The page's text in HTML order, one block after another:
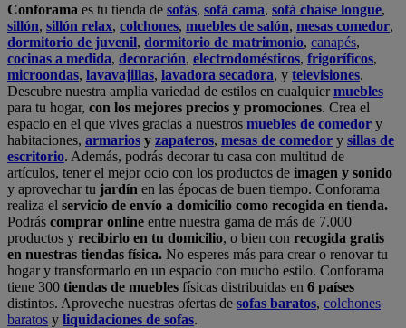
Conforama es tu tienda de sofás, sofá cama, sofá chaise longue,
sillón, sillón relax, colchones, muebles de salón, mesas comedor,
dormitorio de juvenil, dormitorio de matrimonio, canapés,
cocinas a medida, decoración, electrodomésticos, frigoríficos,
microondas, lavavajillas, lavadora secadora, y televisiones.
Descubre nuestra amplia variedad de estilos en cualquiermuebles
para tu hogar, con los mejores precios y promociones. Crea el
espacio en el que vives gracias a nuestros muebles de comedor y
habitaciones, armarios y zapateros, mesas de comedor y sillas de
escritorio. Además, podrás decorar tu casa con multitud de
artículos, tener el mejor ocio con los productos de imagen y sonido
y aprovechar tu jardín en las épocas de buen tiempo. Conforama
realiza el servicio de envío a domicilio como recogida en tienda.
Podrás comprar online entre nuestra gama de más de 7.000
productos y recibirlo en tu domicilio, o bien con recogida gratis
en nuestras tiendas física. No esperes más para crear o renovar tu
hogar y transformarlo en un espacio con mucho estilo. Conforama
tiene 300 tiendas de muebles físicas distribuidas en 6 países
distintos. Aproveche nuestras ofertas de sofas baratos, colchones
baratos y liquidaciones de sofas.